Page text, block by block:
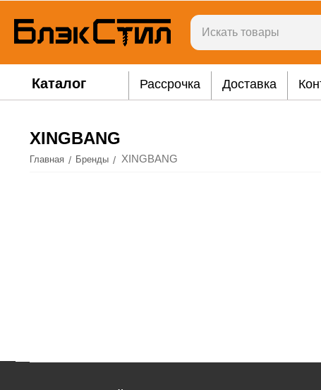
Каталог Рассрочка Доставка
XINGBANG
Главная / Бренды / XINGBANG